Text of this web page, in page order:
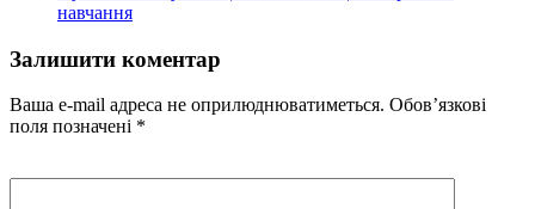
навчання
Залишити коментар
Ваша e-mail адреса не оприлюднюватиметься. Обов’язкові
поля позначені *